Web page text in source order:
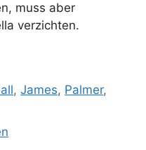
muss aber
verzichten.
,James, Palmer,